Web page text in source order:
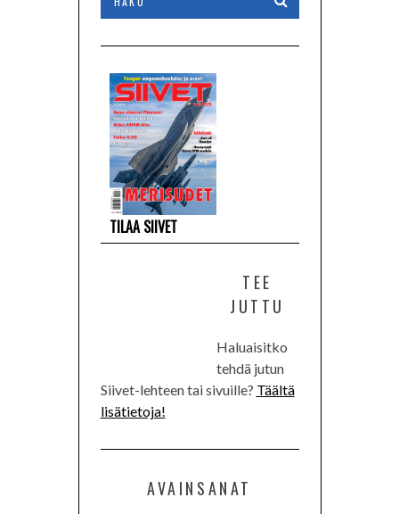
TILAA SIIVET
TEE
JUTTU
Haluaisitko
tehdä jutun
Siivet-lehteen tai sivuille? Täältä
lisätietoja!
AVAINSANAT